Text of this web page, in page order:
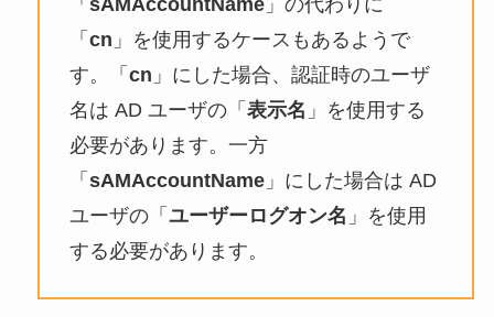
「 cn 」を使用するケースもあるようで
す。「 cn 」にした場合、認証時のユーザ
名は AD ユーザの「 表示名 」を使用する
必要があります。一方
「 sAMAccountName」にした場合は AD
ユーザの「 ユーザーログオン名 」を使用
する必要があります。